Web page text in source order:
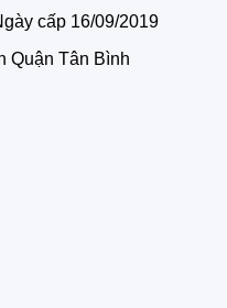
cấp 16/09/2019
Quận Tân Bình